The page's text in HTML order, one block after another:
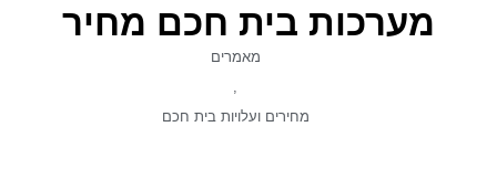
מערכות בית חכם מחיר
מאמרים
מחירים ועלויות בית חכם